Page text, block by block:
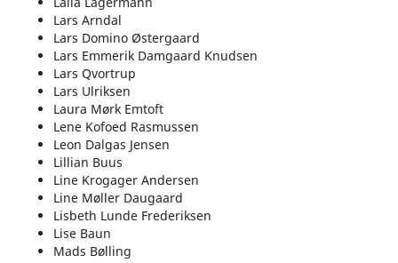
Lars Arndal
Lars Domino Østergaard
Lars Emmerik Damgaard Knudsen
Lars Qvortrup
Lars Ulriksen
Laura Mørk Emtoft
Lene Kofoed Rasmussen
Leon Dalgas Jensen
Lillian Buus
Line Krogager Andersen
Line Møller Daugaard
Lisbeth Lunde Frederiksen
Lise Baun
Mads Bølling